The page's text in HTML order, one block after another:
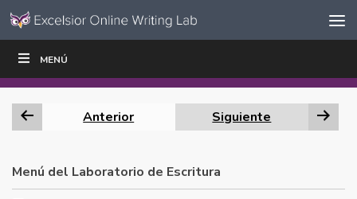
Ir al contenido
navegación
MENÚ
ESCRIBIR
Anterior Siguiente
Menú del Laboratorio de Escritura